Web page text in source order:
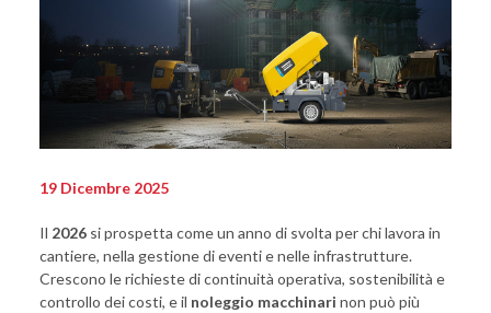
19 Dicembre 2025
Il 2026si prospetta come un anno di svolta per chi lavora in
cantiere, nella gestione di eventi e nelle infrastrutture.
Crescono le richieste di continuità operativa, sostenibilità e
controllo dei costi, e il noleggio macchinari non può più